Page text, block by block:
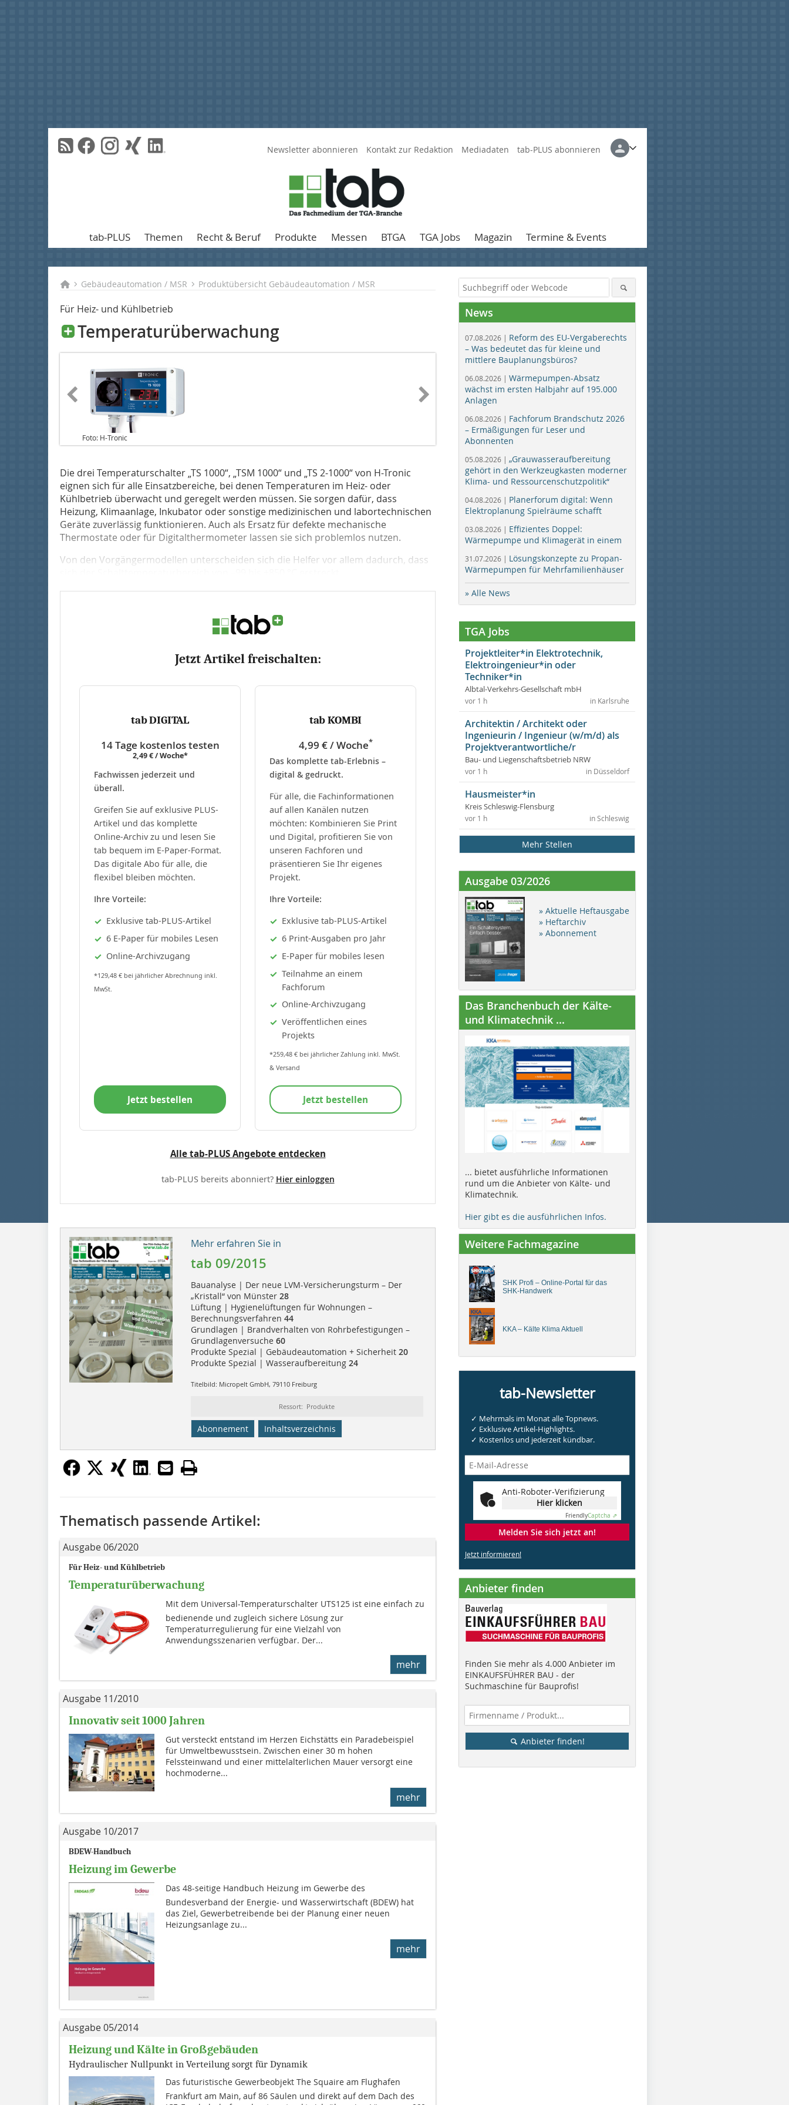
Newsletter abonnieren Kontakt zur Redaktion Mediadaten tab-PLUS abonnieren
tab-PLUS Themen Recht & Beruf Produkte Messen BTGA TGA Jobs Magazin Termine & Events
Gebäudeautomation / MSR Produktübersicht Gebäudeautomation / MSR
Für Heiz- und Kühlbetrieb
Temperaturüberwachung
Foto: H-Tronic
Die drei Temperaturschalter „TS 1000“, „TSM 1000“ und „TS 2-1000“ von H-Tronic
eignen sich für alle Einsatzbereiche, bei denen Temperaturen im Heiz- oder
Kühlbetrieb überwacht und geregelt werden müssen. Sie sorgen dafür, dass
Heizung, Klimaanlage, Inkubator oder sonstige medizinischen und labortechnischen
Geräte zuverlässig funktionieren. Auch als Ersatz für defekte mechanische
Thermostate oder für Digitalthermometer lassen sie sich problemlos nutzen.
Von den Vorgängermodellen unterscheiden sich die Helfer vor allem dadurch, dass
Jetzt Artikel freischalten:
tab DIGITAL
14 Tage kostenlos testen
2,49 € / Woche*
Fachwissen jederzeit und
überall.
Greifen Sie auf exklusive PLUS-
Artikel und das komplette
Online-Archiv zu und lesen Sie
tab bequem im E-Paper-Format.
Das digitale Abo für alle, die
flexibel bleiben möchten.
Ihre Vorteile:
Exklusive tab-PLUS-Artikel
6 E-Paper für mobiles Lesen
Online-Archivzugang
*129,48 € bei jährlicher Abrechnung inkl.
MwSt.
Jetzt bestellen
tab KOMBI
4,99 € / Woche*
Das komplette tab-Erlebnis –
digital & gedruckt.
Für alle, die Fachinformationen
auf allen Kanälen nutzen
möchten: Kombinieren Sie Print
und Digital, profitieren Sie von
unseren Fachforen und
präsentieren Sie Ihr eigenes
Projekt.
Ihre Vorteile:
Exklusive tab-PLUS-Artikel
6 Print-Ausgaben pro Jahr
E-Paper für mobiles lesen
Teilnahme an einem
Fachforum
Online-Archivzugang
Veröffentlichen eines
Projekts
*259,48 € bei jährlicher Zahlung inkl. MwSt.
& Versand
Jetzt bestellen
Alle tab-PLUS Angebote entdecken
tab-PLUS bereits abonniert? Hier einloggen
Mehr erfahren Sie in
tab 09/2015
Bauanalyse | Der neue LVM-Versicherungsturm – Der
„Kristall“ von Münster 28
Lüftung | Hygienelüftungen für Wohnungen –
Berechnungsverfahren 44
Grundlagen | Brandverhalten von Rohrbefestigungen –
Grundlagenversuche 60
Produkte Spezial | Gebäudeautomation + Sicherheit 20
Produkte Spezial | Wasseraufbereitung 24
Titelbild: Micropelt GmbH, 79110 Freiburg
Ressort: Produkte
Abonnement Inhaltsverzeichnis
Thematisch passende Artikel:
Ausgabe 06/2020
Für Heiz- und Kühlbetrieb
Temperaturüberwachung
Mit dem Universal-Temperaturschalter UTS125 ist eine einfach zu
bedienende und zugleich sichere Lösung zur
Temperaturregulierung für eine Vielzahl von
Anwendungsszenarien verfügbar. Der...
mehr
Ausgabe 11/2010
Innovativ seit 1000 Jahren
Gut versteckt entstand im Herzen Eichstätts ein Paradebeispiel
für Umweltbewusstsein. Zwischen einer 30 m hohen
Felssteinwand und einer mittelalterlichen Mauer versorgt eine
hochmoderne...
mehr
Ausgabe 10/2017
BDEW-Handbuch
Heizung im Gewerbe
Das 48-seitige Handbuch Heizung im Gewerbe des
Bundesverband der Ener­gie- und Wasser­wirtschaft (BDEW) hat
das Ziel, Gewerbe­treibende bei der Planung einer neuen
Heizungsanlage zu...
mehr
Ausgabe 05/2014
Heizung und Kälte in Großgebäuden
Hydraulischer Nullpunkt in Verteilung sorgt für Dynamik
Das futuristische Gewerbeobjekt The Squaire am Flughafen
Frankfurt am Main, auf 86 Säulen und direkt auf dem Dach des
News
07.08.2026 | Reform des EU-Vergaberechts
– Was bedeutet das für kleine und
mittlere Bauplanungsbüros?
06.08.2026 | Wärmepumpen-Absatz
wächst im ersten Halbjahr auf 195.000
Anlagen
06.08.2026 | Fachforum Brandschutz 2026
– Ermäßigungen für Leser und
Abonnenten
05.08.2026 | „Grauwasseraufbereitung
gehört in den Werkzeugkasten moderner
Klima- und Ressourcenschutzpolitik“
04.08.2026 | Planerforum digital: Wenn
Elektroplanung Spielräume schafft
03.08.2026 | Effizientes Doppel:
Wärmepumpe und Klimagerät in einem
31.07.2026 | Lösungskonzepte zu Propan-
Wärmepumpen für Mehrfamilienhäuser
» Alle News
TGA Jobs
Projektleiter*in Elektrotechnik,
Elektroingenieur*in oder
Techniker*in
Albtal-Verkehrs-Gesellschaft mbH
in Karlsruhe
vor 1 h
Architektin / Architekt oder
Ingenieurin / Ingenieur (w/m/d) als
Projektverantwortliche/r
Bau- und Liegenschaftsbetrieb NRW
in Düsseldorf
vor 1 h
Hausmeister*in
Kreis Schleswig-Flensburg
in Schleswig
vor 1 h
Mehr Stellen
Ausgabe 03/2026
» Aktuelle Heftausgabe
» Heftarchiv
» Abonnement
Das Branchenbuch der Kälte-
und Klimatechnik ...
... bietet ausführliche Informationen
rund um die Anbieter von Kälte- und
Klimatechnik.
Hier gibt es die ausführlichen Infos.
Weitere Fachmagazine
SHK Profi – Online-Portal für das
SHK-Handwerk
KKA – Kälte Klima Aktuell
tab-Newsletter
✓ Mehrmals im Monat alle Topnews.
✓ Exklusive Artikel-Highlights.
✓ Kostenlos und jederzeit kündbar.
Anti-Roboter-Verifizierung
Hier klicken
FriendlyCaptcha ⇗
Melden Sie sich jetzt an!
Jetzt informieren!
Anbieter finden
Finden Sie mehr als 4.000 Anbieter im
EINKAUFSFÜHRER BAU - der
Suchmaschine für Bauprofis!
Anbieter finden!